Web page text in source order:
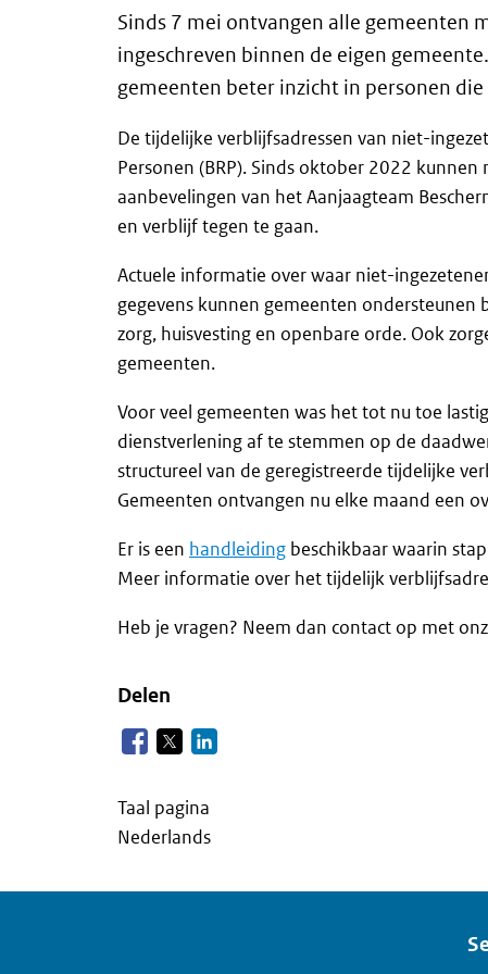
Sinds 7 mei ontvangen alle gemeenten
ingeschreven binnen de eigen
gemeenten beter inzicht in personen
De tijdelijke verblijfsadressen van niet-
Personen (BRP). Sinds oktober 2022
aanbevelingen van het Aanjaagteam
en verblijf tegen te gaan.
Actuele informatie over waar niet-
gegevens kunnen gemeenten
zorg, huisvesting en openbare orde. Ook
gemeenten.
Voor veel gemeenten was het tot nu toe
dienstverlening af te stemmen op de
structureel van de geregistreerde tijdelijke
Gemeenten ontvangen nu elke maand een
Er is een handleiding beschikbaar waarin
Meer informatie over het tijdelijk
Heb je vragen? Neem dan contact op met
Delen
Taal pagina
Nederlands